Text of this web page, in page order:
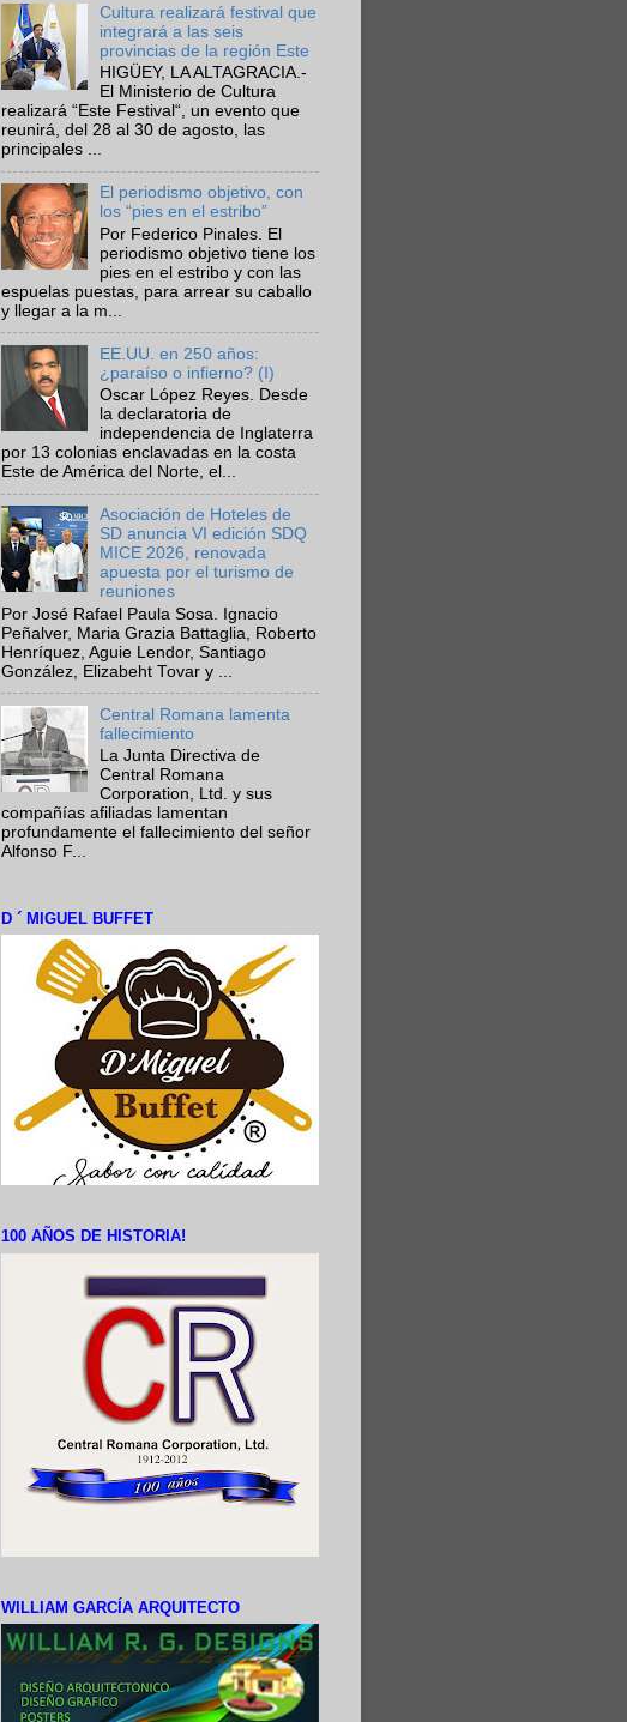
Cultura realizará festival que
integrará a las seis
provincias de la región Este
HIGÜEY, LA ALTAGRACIA.-
El Ministerio de Cultura
realizará “Este Festival“, un evento que
reunirá, del 28 al 30 de agosto, las
principales ...
El periodismo objetivo, con
los “pies en el estribo”
Por Federico Pinales. El
periodismo objetivo tiene los
pies en el estribo y con las
espuelas puestas, para arrear su caballo
y llegar a la m...
EE.UU. en 250 años:
¿paraíso o infierno? (I)
Oscar López Reyes. Desde
la declaratoria de
independencia de Inglaterra
por 13 colonias enclavadas en la costa
Este de América del Norte, el...
Asociación de Hoteles de
SD anuncia VI edición SDQ
MICE 2026, renovada
apuesta por el turismo de
reuniones
Por José Rafael Paula Sosa. Ignacio
Peñalver, Maria Grazia Battaglia, Roberto
Henríquez, Aguie Lendor, Santiago
González, Elizabeht Tovar y ...
Central Romana lamenta
fallecimiento
La Junta Directiva de
Central Romana
Corporation, Ltd. y sus
compañías afiliadas lamentan
profundamente el fallecimiento del señor
Alfonso F...
D ´ MIGUEL BUFFET
100 AÑOS DE HISTORIA!
WILLIAM GARCÍA ARQUITECTO